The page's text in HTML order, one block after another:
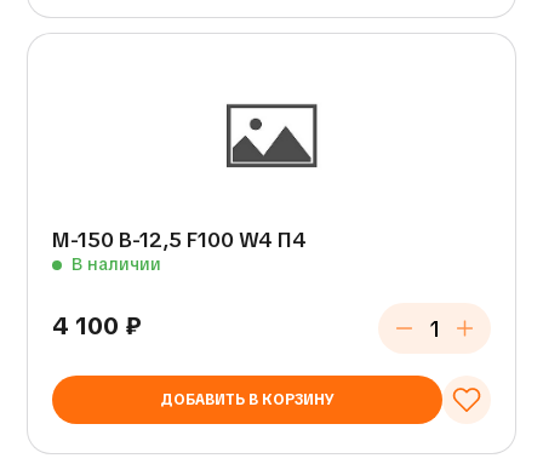
М-150 В-12,5 F100 W4 П4
В наличии
4 100 ₽
ДОБАВИТЬ В КОРЗИНУ